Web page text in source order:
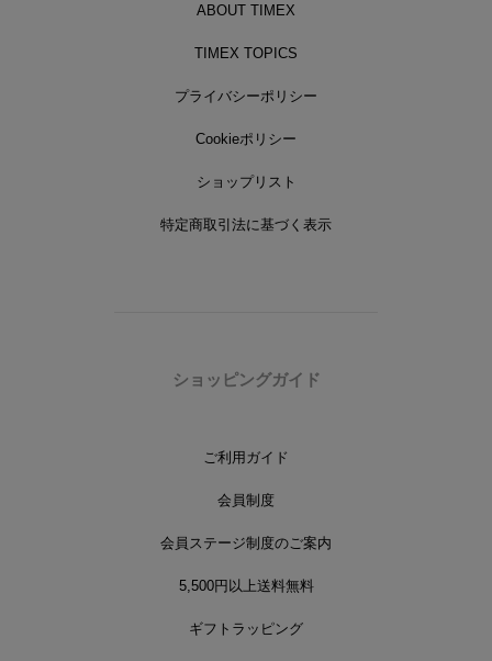
ABOUT TIMEX
TIMEX TOPICS
プライバシーポリシー
Cookieポリシー
ショップリスト
特定商取引法に基づく表示
ショッピングガイド
ご利用ガイド
会員制度
会員ステージ制度のご案内
5,500円以上送料無料
ギフトラッピング